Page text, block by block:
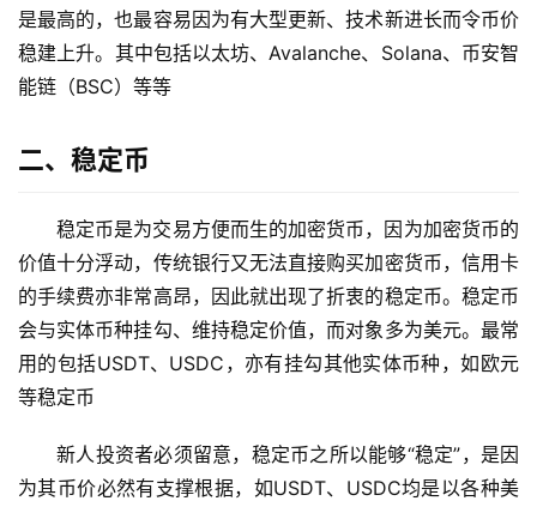
是最高的，也最容易因为有大型更新、技术新进长而令币价
稳建上升。其中包括以太坊、Avalanche、Solana、币安智
能链（BSC）等等
二、稳定币
稳定币是为交易方便而生的加密货币，因为加密货币的
价值十分浮动，传统银行又无法直接购买加密货币，信用卡
的手续费亦非常高昂，因此就出现了折衷的稳定币。稳定币
会与实体币种挂勾、维持稳定价值，而对象多为美元。最常
用的包括USDT、USDC，亦有挂勾其他实体币种，如欧元
等稳定币
新人投资者必须留意，稳定币之所以能够“稳定”，是因
为其币价必然有支撑根据，如USDT、USDC均是以各种美